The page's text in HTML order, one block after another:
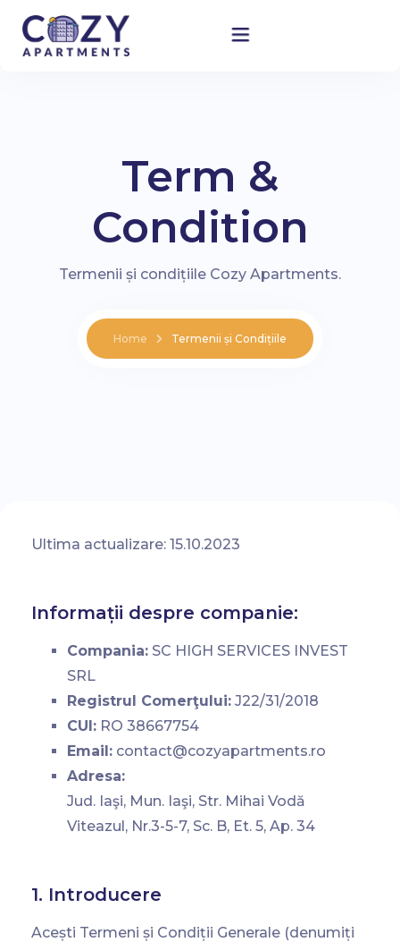
Accommodation
About Us
Term &
Condition
Termenii și condițiile Cozy Apartments.
Home Termenii și Condițiile
Ultima actualizare: 15.10.2023
Informații despre companie:
Compania: SC HIGH SERVICES INVEST
SRL
Registrul Comerţului: J22/31/2018
CUI: RO 38667754
Email: contact@cozyapartments.ro
Adresa:
Jud. Iaşi, Mun. Iaşi, Str. Mihai Vodă
Viteazul, Nr.3-5-7, Sc. B, Et. 5, Ap. 34
1. Introducere
Acești Termeni și Condiții Generale (denumiți